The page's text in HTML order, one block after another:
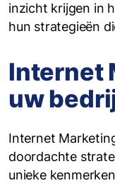
inzicht krijgen in
hun strategieën
Internet
uw
Internet
doordachte
unieke